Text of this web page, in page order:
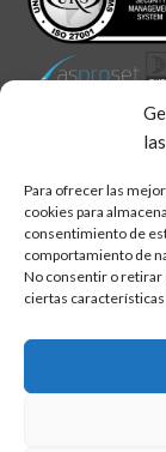
Para ofrecer las
cookies para
consentimiento de
comportamiento de
No consentir o retirar
ciertas
Qualitätspolitik